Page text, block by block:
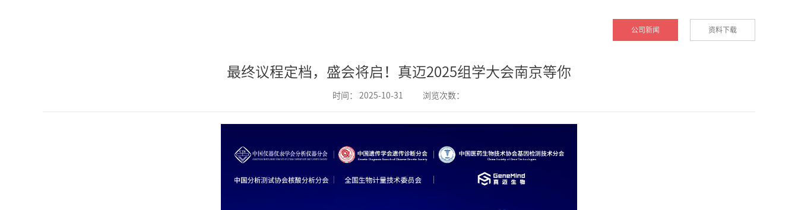
公司新闻 资料下载
最终议程定档，盛会将启！真迈2025组学大会南京等你
时间： 2025-10-31 浏览次数：